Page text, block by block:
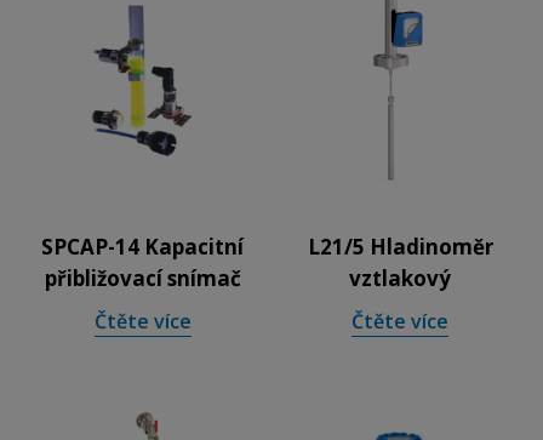
SPCAP-14 Kapacitní
přibližovací snímač
Čtěte více
L21/5 Hladinoměr
vztlakový
Čtěte více